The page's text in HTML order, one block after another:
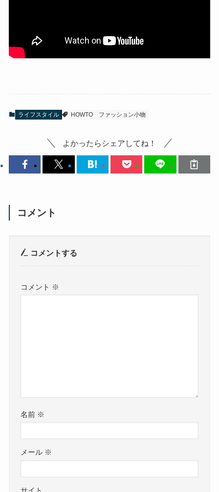
ライフスタイル HOWTO ファッション小物
よかったらシェアしてね！
コメント
コメントする
コメント ※
名前 ※
メール ※